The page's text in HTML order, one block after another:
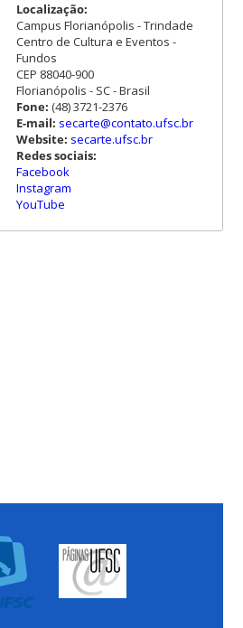
Localização:
Campus Florianópolis - Trindade
Centro de Cultura e Eventos -
Fundos
CEP 88040-900
Florianópolis - SC - Brasil
Fone: (48) 3721-2376
E-mail: secarte@contato.ufsc.br
Website: secarte.ufsc.br
Redes sociais:
Facebook
Instagram
YouTube